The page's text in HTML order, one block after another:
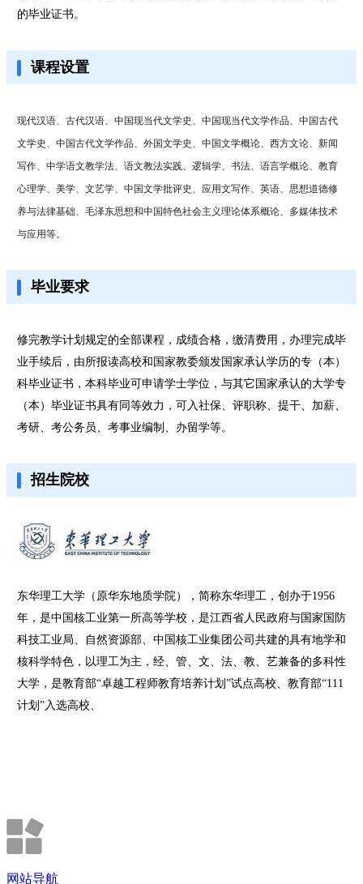
的毕业证书。
课程设置
现代汉语、古代汉语、中国现当代文学史、中国现当代文学作品、中国古代
文学史、中国古代文学作品、外国文学史、中国文学概论、西方文论、新闻
写作、中学语文教学法、语文教法实践、逻辑学、书法、语言学概论、教育
心理学、美学、文艺学、中国文学批评史、应用文写作、英语、思想道德修
养与法律基础、毛泽东思想和中国特色社会主义理论体系概论、多媒体技术
与应用等。
毕业要求
修完教学计划规定的全部课程，成绩合格，缴清费用，办理完成毕
业手续后，由所报读高校和国家教委颁发国家承认学历的专（本）
科毕业证书，本科毕业可申请学士学位，与其它国家承认的大学专
（本）毕业证书具有同等效力，可入社保、评职称、提干、加薪、
考研、考公务员、考事业编制、办留学等。
招生院校
东华理工大学（原华东地质学院），简称东华理工，创办于1956
年，是中国核工业第一所高等学校，是江西省人民政府与国家国防
科技工业局、自然资源部、中国核工业集团公司共建的具有地学和
核科学特色，以理工为主，经、管、文、法、教、艺兼备的多科性
大学，是教育部“卓越工程师教育培养计划”试点高校、教育部“111
计划”入选高校、
网站导航